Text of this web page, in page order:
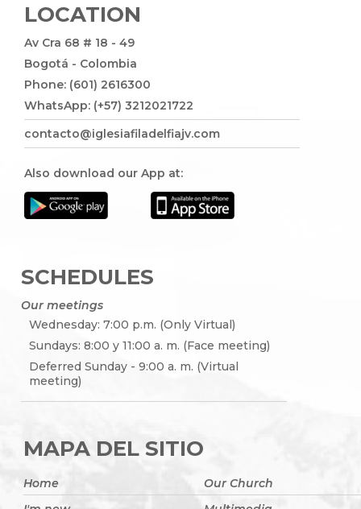
LOCATION
Av Cra 68 # 18 - 49
Bogotá - Colombia
Phone: (601) 2616300
WhatsApp: (+57) 3212021722
contacto@iglesiafiladelfiajv.com
Also download our App at:
SCHEDULES
Our meetings
Wednesday: 7:00 p.m. (Only Virtual)
Sundays: 8:00 y 11:00 a. m. (Face meeting)
Deferred Sunday - 9:00 a. m. (Virtual
meeting)
MAPA DEL SITIO
Home
Our Church